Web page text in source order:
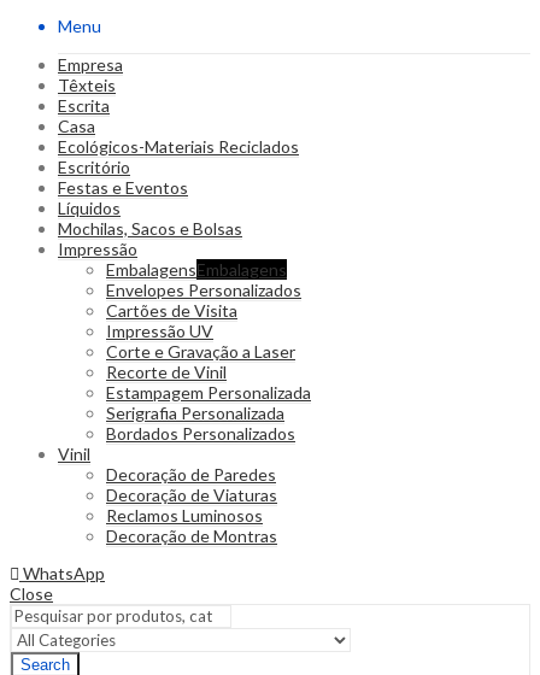
Menu
Empresa
Têxteis
Escrita
Casa
Ecológicos-Materiais Reciclados
Escritório
Festas e Eventos
Líquidos
Mochilas, Sacos e Bolsas
Impressão
EmbalagensEmbalagens
Envelopes Personalizados
Cartões de Visita
Impressão UV
Corte e Gravação a Laser
Recorte de Vinil
Estampagem Personalizada
Serigrafia Personalizada
Bordados Personalizados
Vinil
Decoração de Paredes
Decoração de Viaturas
Reclamos Luminosos
Decoração de Montras
WhatsApp
Close
Search